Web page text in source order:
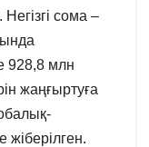
сома –
928,8 млн
жаңғыртуға
жіберілген.